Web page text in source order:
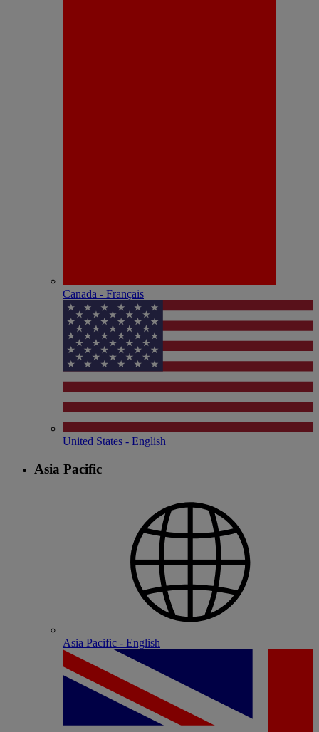
Canada - Français
United States - English
Asia Pacific
Asia Pacific - English